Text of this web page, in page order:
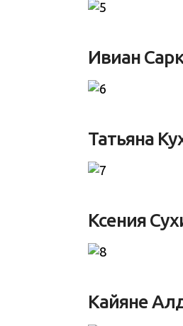
Ивиан
Татьяна
Ксения
Кайяне